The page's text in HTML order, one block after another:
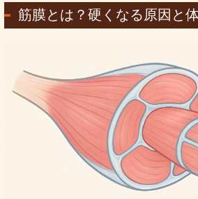
筋膜とは？硬くなる原因と